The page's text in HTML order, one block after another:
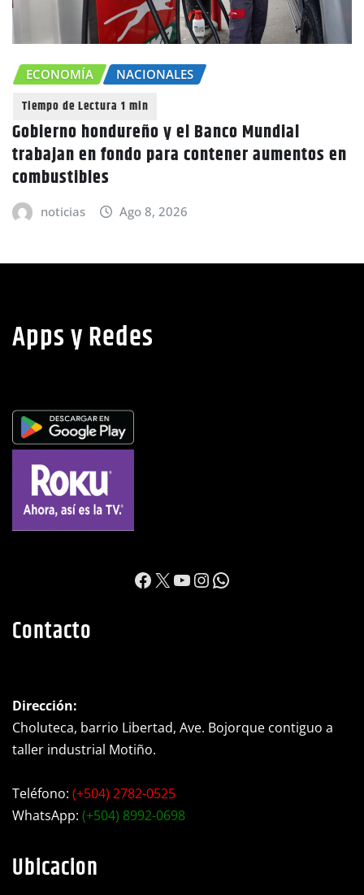
CHOLUTECA
Canícula agravaría la sequía en Honduras
advierte Copeco
noticias Ago 8, 2026
Apps y Redes
https://
X YouTube
Instagram
WhatsApp
Contacto
Dirección:
Choluteca, barrio Libertad, Ave. Bojorque contiguo a
taller industrial Motiño.
Teléfono: (+504) 2782-0525
WhatsApp: (+504) 8992-0698
Ubicacion